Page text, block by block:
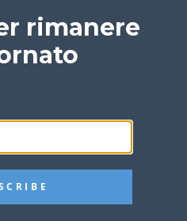
rimanere